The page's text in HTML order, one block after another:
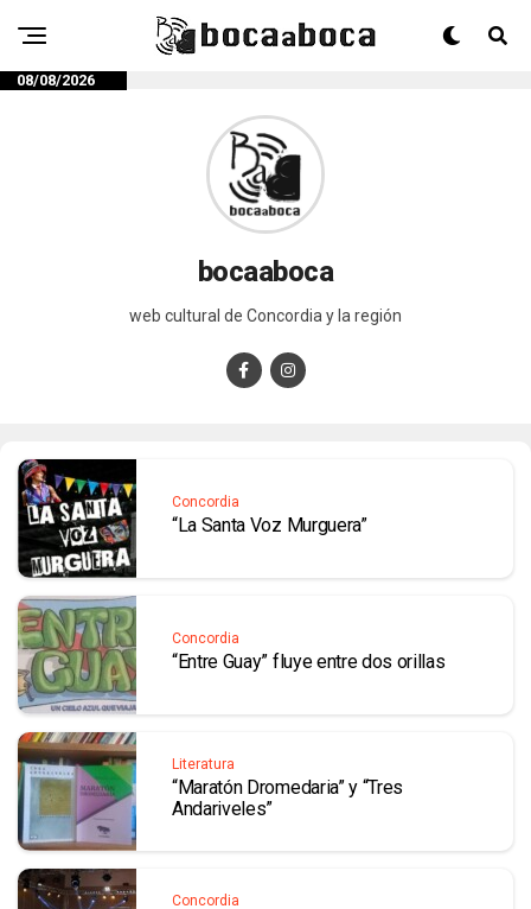
08/08/2026
bocaaboca
web cultural de Concordia y la región
Concordia
“La Santa Voz Murguera”
Concordia
“Entre Guay” fluye entre dos orillas
Literatura
“Maratón Dromedaria” y “Tres
Andariveles”
Concordia